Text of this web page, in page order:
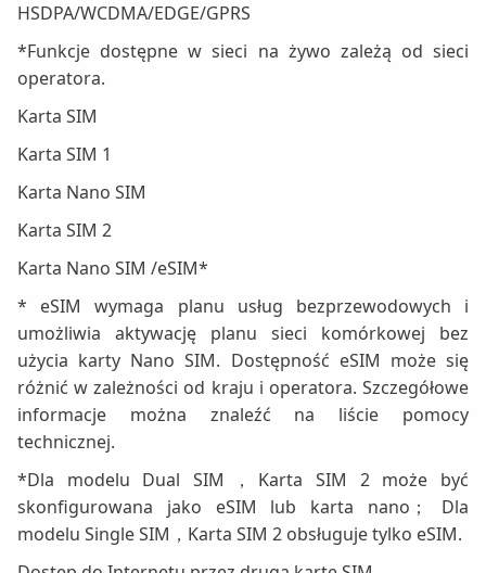
HSDPA/WCDMA/EDGE/GPRS
*Funkcje dostępne w sieci na żywo zależą od sieci
operatora.
Karta SIM
Karta SIM 1
Karta Nano SIM
Karta SIM 2
Karta Nano SIM /eSIM*
* eSIM wymaga planu usług bezprzewodowych i
umożliwia aktywację planu sieci komórkowej bez
użycia karty Nano SIM. Dostępność eSIM może się
różnić w zależności od kraju i operatora. Szczegółowe
informacje można znaleźć na liście pomocy
technicznej.
*Dla modelu Dual SIM，Karta SIM 2 może być
skonfigurowana jako eSIM lub karta nano； Dla
modelu Single SIM，Karta SIM 2 obsługuje tylko eSIM.